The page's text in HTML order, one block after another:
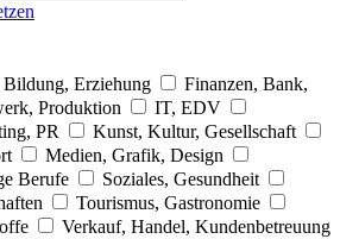
Bildung, Erziehung
Finanzen, Bank,
Produktion
IT, EDV
PR
Kunst, Kultur, Gesellschaft
Medien, Grafik, Design
Berufe
Soziales, Gesundheit
Tourismus, Gastronomie
Verkauf, Handel, Kundenbetreuung